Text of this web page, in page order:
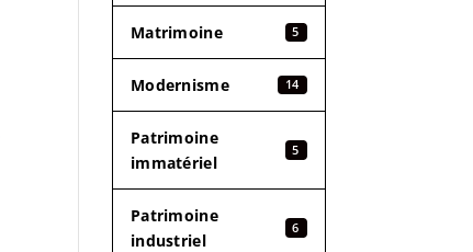
Matrimoine 5
Modernisme 14
Patrimoine
immatériel
5
Patrimoine
industriel
6